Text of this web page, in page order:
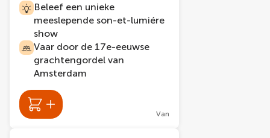
Beleef een unieke
meeslepende son-et-lumiére
show
Vaar door de 17e-eeuwse
grachtengordel van
Amsterdam
Van